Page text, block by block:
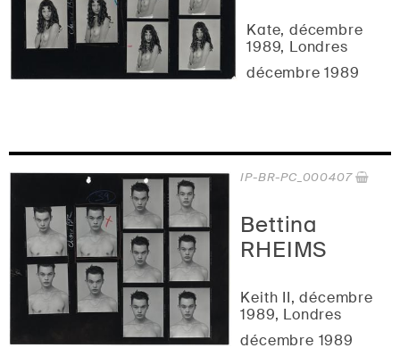
Kate, décembre
1989, Londres
décembre 1989
Bettina
RHEIMS
Keith II, décembre
1989, Londres
décembre 1989
IP-BR-PC_000407